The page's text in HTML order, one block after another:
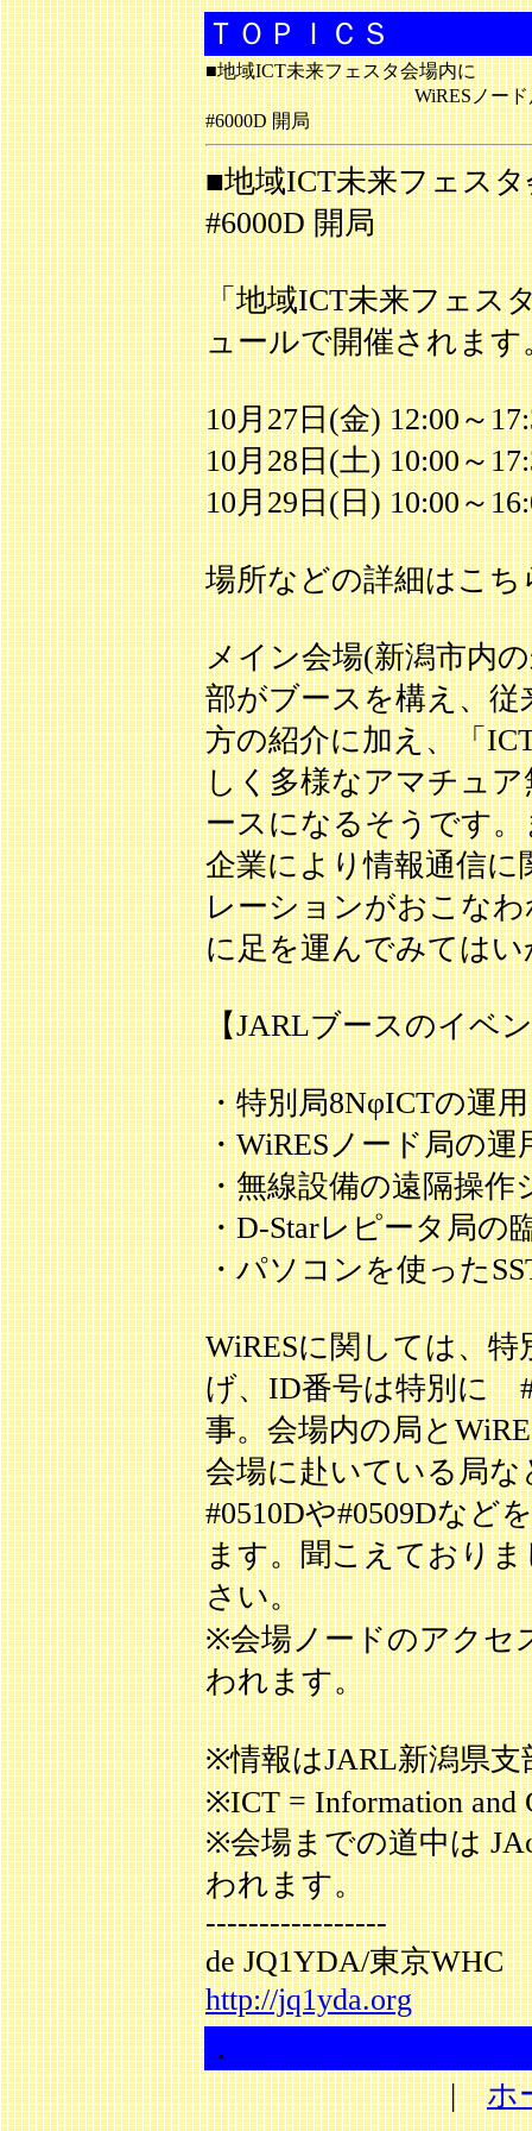
ＴＯＰＩＣＳ
■地域ICT未来フェスタ会場内に
WiRESノード
#6000D 開局
■地域ICT未来フェス
#6000D 開局
「地域ICT未来フェス
ュールで開催されます
10月27日(金) 12:00～
10月28日(土) 10:00～
10月29日(日) 10:00～
場所などの詳細はこ
メイン会場(新潟市内
部がブースを構え、
方の紹介に加え、「
しく多様なアマチュ
ースになるそうです
企業により情報通信
レーションがおこな
に足を運んでみては
【JARLブースのイベ
・特別局8NφICTの運用
・WiRESノード局の運
・無線設備の遠隔操作
・D-Starレピータ局の
・パソコンを使った
WiRESに関しては、
げ、ID番号は特別に
事。会場内の局と
会場に赴いている局
#0510Dや#0509Dなど
ます。聞こえており
さい。
※会場ノードのアクセ
われます。
※情報はJARL新潟県
※ICT = Information and
※会場までの道中は
われます。
-----------------
de JQ1YDA/東京WHC
http://jq1yda.org
．
|ホ